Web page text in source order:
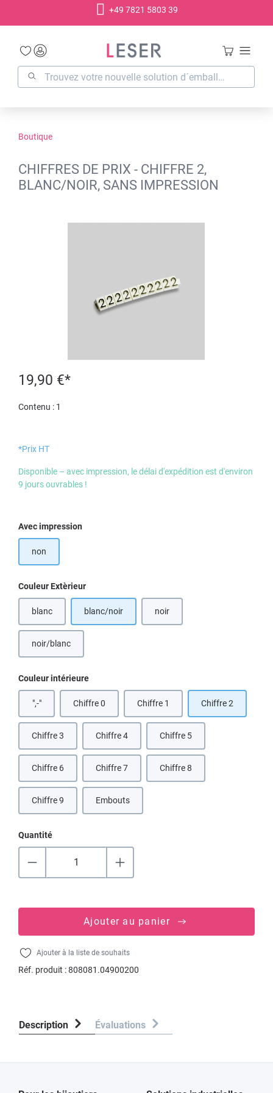
+49 7821 5803 39
Boutique
CHIFFRES DE PRIX - CHIFFRE 2,
BLANC/NOIR, SANS IMPRESSION
19,90 €*
Contenu : 1
*Prix HT
Disponible – avec impression, le délai d'expédition est d'environ
9 jours ouvrables !
Sélectionnez
Avec impression
non
Sélectionnez
Couleur Extèrieur
blanc
(Cette option n'est pas disponible pour le moment.)
blanc/noir noir(Cette option n'est pas
noir/blanc
Sélectionnez
Couleur intérieure
",-" Chiffre 0 Chiffre 1 Chiffre 2
Chiffre 3 Chiffre 4 Chiffre 5
Chiffre 6 Chiffre 7 Chiffre 8
Chiffre 9 Embouts(Cette option n'est pas disponible pour le
Quantité
Ajouter au panier
Ajouter à la liste de souhaits
Réf. produit :808081.04900200
Description Évaluations